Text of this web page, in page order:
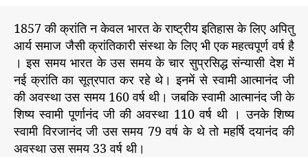
चा
र
प
त्र
s
a
u
t
h
o
r
d
a
t
e
8
5
7
में
ही
फ
ट
1857 की क्रांति न केवल भारत के राष्ट्रीय इतिहास के लिए अपितु
आर्य समाज जैसी क्रांतिकारी संस्था के लिए भी एक महत्वपूर्ण वर्ष है
। इस समय भारत के उस समय के चार सुप्रसिद्ध संन्यासी देश में
नई क्रांति का सूत्रपात कर रहे थे। इनमें से स्वामी आत्मानंद जी
की अवस्था उस समय 160 वर्ष थी। जबकि स्वामी आत्मानंद जी के
शिष्य स्वामी पूर्णानंद जी की अवस्था 110 वर्ष थी । उनके शिष्य
स्वामी विरजानंद जी उस समय 79 वर्ष के थे तो महर्षि दयानंद की
अवस्था उस समय 33 वर्ष थी।